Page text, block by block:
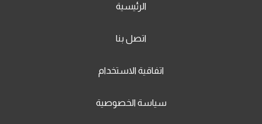
الرئيسية
اتصل بنا
اتفاقية الاستخدام
سياسة الخصوصية